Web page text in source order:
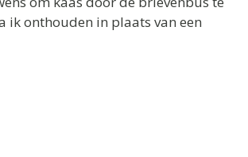
ik onthouden in plaats van een